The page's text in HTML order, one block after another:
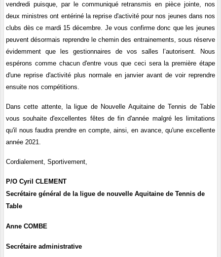
vendredi puisque, par le communiqué retransmis en pièce jointe, nos
deux ministres ont entériné la reprise d'activité pour nos jeunes dans nos
clubs dès ce mardi 15 décembre. Je vous confirme donc que les jeunes
peuvent désormais reprendre le chemin des entrainements, sous réserve
évidemment que les gestionnaires de vos salles l’autorisent. Nous
espérons comme chacun d'entre vous que ceci sera la première étape
d'une reprise d'activité plus normale en janvier avant de voir reprendre
ensuite nos compétitions.
Dans cette attente, la ligue de Nouvelle Aquitaine de Tennis de Table
vous souhaite d'excellentes fêtes de fin d'année malgré les limitations
qu'il nous faudra prendre en compte, ainsi, en avance, qu'une excellente
année 2021.
Cordialement, Sportivement,
P/O Cyril CLEMENT
Secrétaire général de la ligue de nouvelle Aquitaine de Tennis de
Table
Anne COMBE
Secrétaire administrative